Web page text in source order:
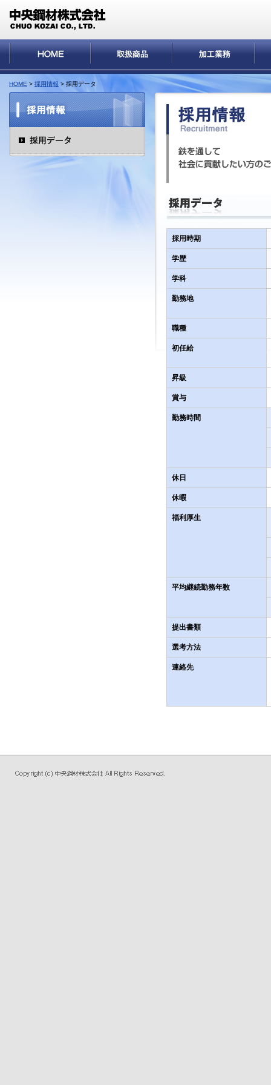
HOME > 採用情報 > 採用データ
採用時期
学歴
学科
勤務地
職種
初任給
昇級
賞与
勤務時間
休日
休暇
福利厚生
平均継続勤務年数
提出書類
選考方法
連絡先